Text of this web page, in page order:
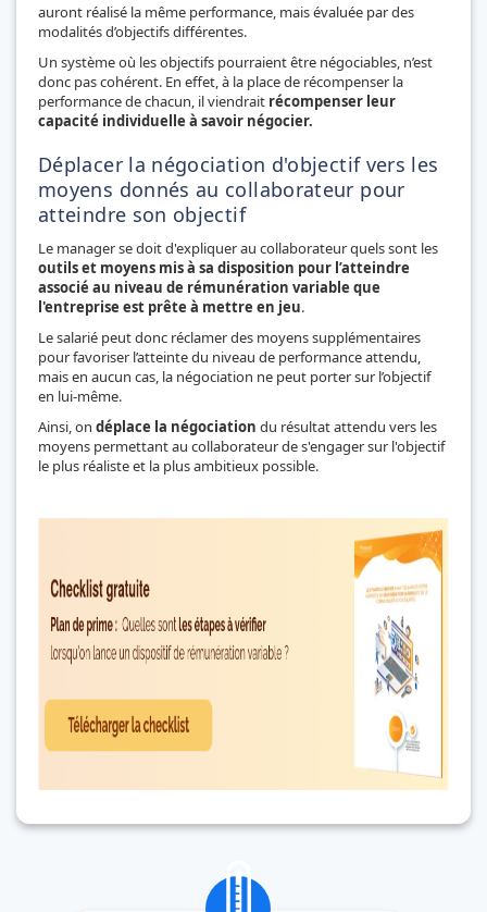
auront réalisé la même performance, mais évaluée par des
modalités d’objectifs différentes.
Un système où les objectifs pourraient être négociables, n’est
donc pas cohérent. En effet, à la place de récompenser la
performance de chacun, il viendrait récompenser leur
capacité individuelle à savoir négocier.
Déplacer la négociation d'objectif vers les
moyens donnés au collaborateur pour
atteindre son objectif
Le manager se doit d'expliquer au collaborateur quels sont les
outils et moyens mis à sa disposition pour l’atteindre
associé au niveau de rémunération variable que
l'entreprise est prête à mettre en jeu.
Le salarié peut donc réclamer des moyens supplémentaires
pour favoriser l’atteinte du niveau de performance attendu,
mais en aucun cas, la négociation ne peut porter sur l’objectif
en lui-même.
Ainsi, on déplace la négociation du résultat attendu vers les
moyens permettant au collaborateur de s'engager sur l'objectif
le plus réaliste et la plus ambitieux possible.